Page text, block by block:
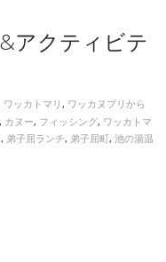
アクティビテ
ワッカトマリ, ワッカヌプリから
, カヌー, フィッシング, ワッカトマ
, 弟子屈ランチ, 弟子屈町,池の湯温